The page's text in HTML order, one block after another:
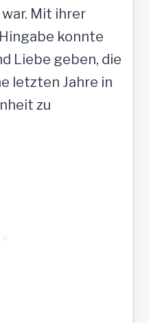
Mit ihrer
konnte
Liebe geben, die
letzten Jahre in
zu